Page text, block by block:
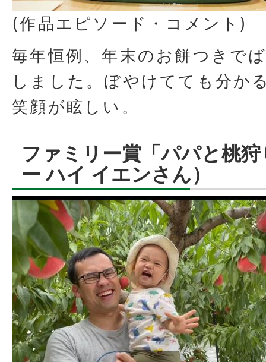
(作品エピソード・コメント)
毎年恒例、年末のお餅つきで
しました。ぼやけてても分か
笑顔が眩しい。
ファミリー賞「パパと桃
ー ハイ イエンさん）